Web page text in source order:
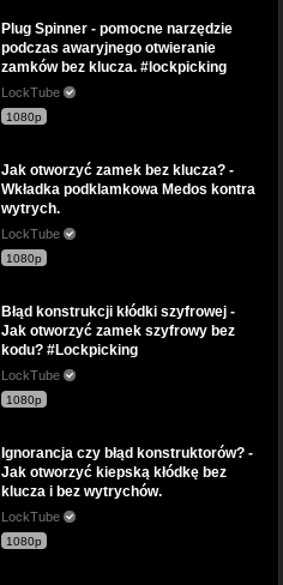
Plug Spinner - pomocne narzędzie
podczas awaryjnego otwieranie
zamków bez klucza. #lockpicking
LockTube
1080p
Jak otworzyć zamek bez klucza? -
Wkładka podklamkowa Medos kontra
wytrych.
LockTube
1080p
Błąd konstrukcji kłódki szyfrowej -
Jak otworzyć zamek szyfrowy bez
kodu? #Lockpicking
LockTube
1080p
Ignorancja czy błąd konstruktorów? -
Jak otworzyć kiepską kłódkę bez
klucza i bez wytrychów.
LockTube
1080p